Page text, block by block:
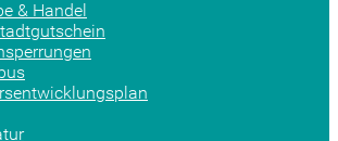
& Handel